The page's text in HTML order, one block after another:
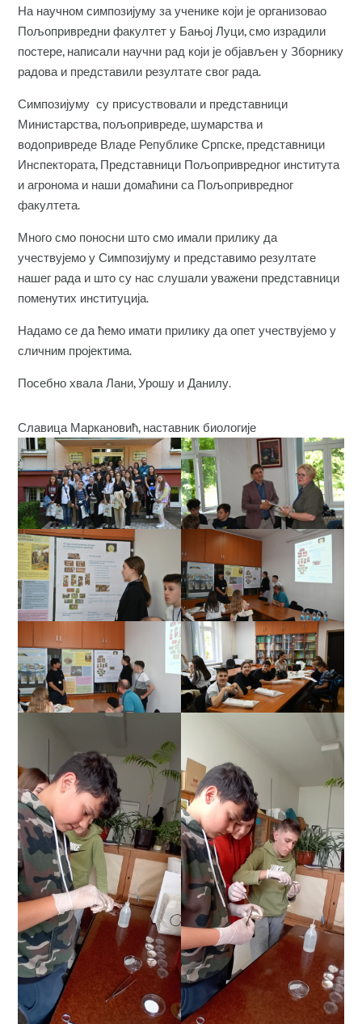
На научном симпозијуму за ученике који је организовао
Пољопривредни факултет у Бањој Луци, смо израдили
постере, написали научни рад који је објављен у Зборнику
радова и представили резултате свог рада.
Симпозијуму су присуствовали и представници
Министарства, пољопривреде, шумарства и
водопривреде Владе Републике Српске, представници
Инспектората, Представници Пољопривредног института
и агронома и наши домаћини са Пољопривредног
факултета.
Много смо поносни што смо имали прилику да
учествујемо у Симпозијуму и представимо резултате
нашег рада и што су нас слушали уважени представници
поменутих институција.
Надамо се да ћемо имати прилику да опет учествујемо у
сличним пројектима.
Посебно хвала Лани, Урошу и Данилу.
Славица Маркановић, наставник биологије